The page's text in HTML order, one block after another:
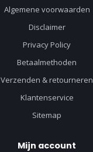
Algemene voorwaarden
Disclaimer
Privacy Policy
Betaalmethoden
Verzenden & retourneren
Klantenservice
Sitemap
Mijn account